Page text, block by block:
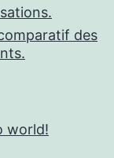
des
world!